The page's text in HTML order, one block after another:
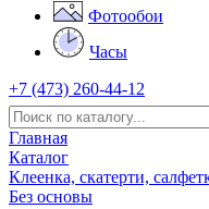
Фотообои
Часы
+7 (473) 260-44-12
Главная
Каталог
Клеенка, скатерти,
Без основы